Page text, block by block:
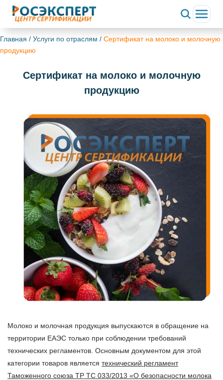
Главная / Услуги по отраслям / Сертификат на молоко и молочную
продукцию
Сертификат на молоко и молочную
продукцию
Молоко и молочная продукция выпускаются в обращение на
территории ЕАЭС только при соблюдении требований
технических регламентов. Основным документом для этой
категории товаров является технический регламент
Таможенного союза ТР ТС 033/2013 «О безопасности молока